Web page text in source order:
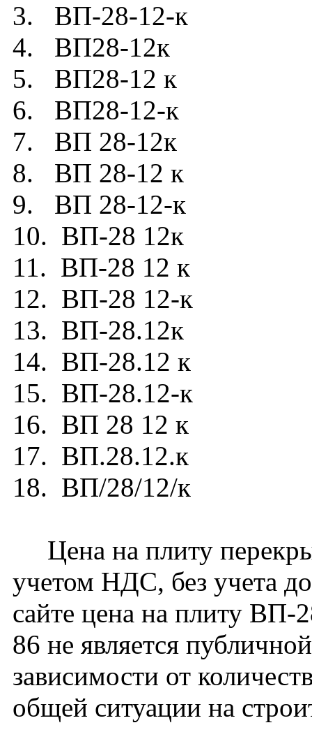
3. ВП-28-12-к
4. ВП28-12к
5. ВП28-12 к
6. ВП28-12-к
7. ВП 28-12к
8. ВП 28-12 к
9. ВП 28-12-к
10. ВП-28 12к
11. ВП-28 12 к
12. ВП-28 12-к
13. ВП-28.12к
14. ВП-28.12 к
15. ВП-28.12-к
16. ВП 28 12 к
17. ВП.28.12.к
18. ВП/28/12/к
Цена на плиту
учетом НДС, без учета
сайте цена на плиту
86 не является
зависимости от
общей ситуации на